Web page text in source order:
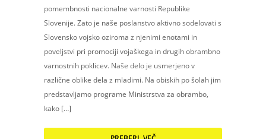
pomembnosti nacionalne varnosti Republike
Slovenije. Zato je naše poslanstvo aktivno sodelovati s
Slovensko vojsko oziroma z njenimi enotami in
poveljstvi pri promociji vojaškega in drugih obrambno
varnostnih poklicev. Naše delo je usmerjeno v
različne oblike dela z mladimi. Na obiskih po šolah jim
predstavljamo programe Ministrstva za obrambo,
kako […]